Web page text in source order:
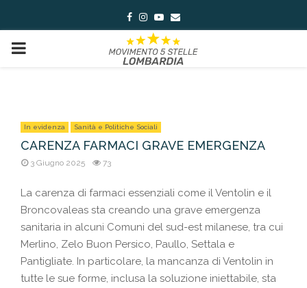
Facebook
Instagram
Youtube
Email
PRIMARY
In evidenza Sanità e Politiche Sociali
CARENZA FARMACI GRAVE EMERGENZA
3 Giugno 2025 73
La carenza di farmaci essenziali come il Ventolin e il
Broncovaleas sta creando una grave emergenza
sanitaria in alcuni Comuni del sud-est milanese, tra cui
Merlino, Zelo Buon Persico, Paullo, Settala e
Pantigliate. In particolare, la mancanza di Ventolin in
tutte le sue forme, inclusa la soluzione iniettabile, sta